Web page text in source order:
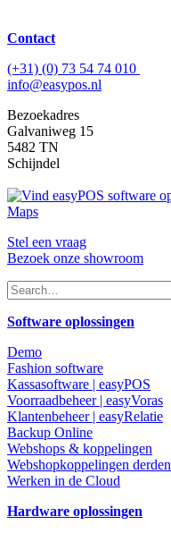
Contact
(+31) (0) 73 54 74 010
info@easypos.nl
Bezoekadres
Galvaniweg 15
5482 TN
Schijndel
Maps
Stel een vraag
Bezoek onze showroom
Software oplossingen
Demo
Fashion software
Kassasoftware | easyPOS
Voorraadbeheer | easyVoras
Klantenbeheer | easyRelatie
Backup Online
Webshops & koppelingen
Webshopkoppelingen derden
Werken in de Cloud
Hardware oplossingen